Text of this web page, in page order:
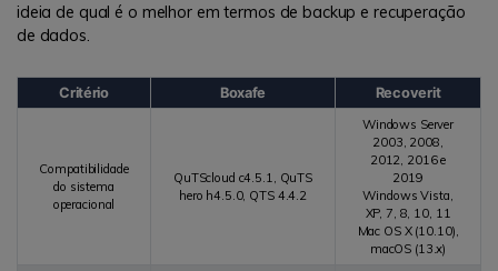
ideia de qual é o melhor em termos de backup e recuperação
de dados.
Critério Boxafe Recoverit
Compatibilidade
do sistema
operacional
QuTScloud c4.5.1, QuTS
hero h4.5.0, QTS 4.4.2
Windows Server
2003, 2008,
2012, 2016 e
2019
Windows Vista,
XP, 7, 8, 10, 11
Mac OS X (10.10),
macOS (13.x)